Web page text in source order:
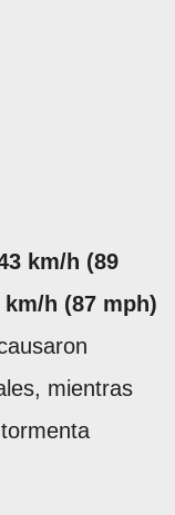
km/h (89
h (87 mph)
mientras